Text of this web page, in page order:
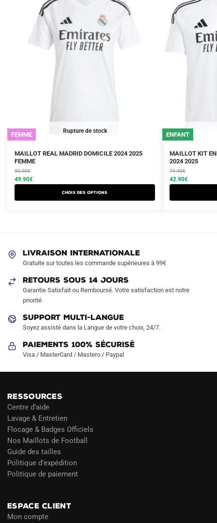
Rupture de stock
FEMME
MAILLOT REAL MADRID DOMICILE 2024 2025
FEMME
99.90€
Le
prix
initial
était :
49.90€
Le
prix
actuel
est :
Choix des options
Ce
produit
a
plusieurs
variations.
choisies
la
page
produit
ENFANT
MAILLOT KIT
2024 2025
74.90€
Le
prix
initial
était :
42.90€
Le
prix
actuel
est :
Ce
produit
a
plusieurs
variations.
page
LIVRAISON INTERNATIONALE
Gratuite sur toutes les commande supérieures à 99€
RETOURS SOUS 14 JOURS
Garantie Satisfait ou Remboursé. Votre satisfaction est notre
priorité.
SUPPORT MULTI-LANGUE
Soyez assisté dans la Langue de votre choix, 24/7.
Paiements 100% Sécurisé
Visa / MasterCard / Mastero / Paypal
RESSOURCES
Centre d’aide
Lavage & Entretien
Flocage & Badges Officiels
Nos Maillots de Football
Guide des tailles
Politique d’expédition
Politique de paiement
ESPACE CLIENT
Mon compte